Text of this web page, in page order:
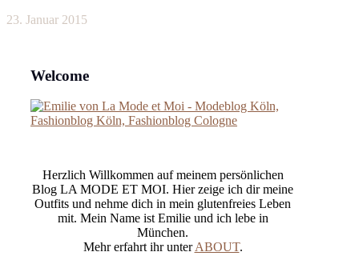
23. Januar 2015
Welcome
Herzlich Willkommen auf meinem persönlichen
Blog LA MODE ET MOI. Hier zeige ich dir meine
Outfits und nehme dich in mein glutenfreies Leben
mit. Mein Name ist Emilie und ich lebe in
München.
Mehr erfahrt ihr unterABOUT.